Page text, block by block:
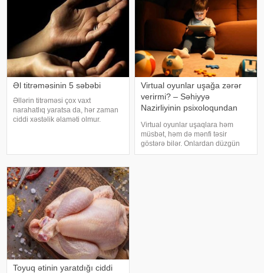
Əl titrəməsinin 5 səbəbi
Əllərin titrəməsi çox vaxt
narahatlıq yaratsa da, hər zaman
ciddi xəstəlik əlaməti olmur.
qalxa bilər. Fransız mətbuatın
Virtual oyunlar uşağa zərər
verirmi? – Səhiyyə
Nazirliyinin psixoloqundan
Virtual oyunlar uşaqlara həm
müsbət, həm də mənfi təsir
göstərə bilər. Onlardan düzgün
rejimdə istifadə edildikdə zehni
Toyuq ətinin yaratdığı ciddi